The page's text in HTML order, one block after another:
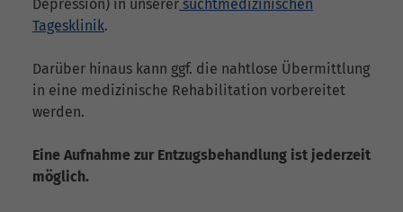
Depression) in unserer suchtmedizinischen
Tagesklinik.
Darüber hinaus kann ggf. die nahtlose Übermittlung
in eine medizinische Rehabilitation vorbereitet
werden.
Eine Aufnahme zur Entzugsbehandlung ist jederzeit
möglich.